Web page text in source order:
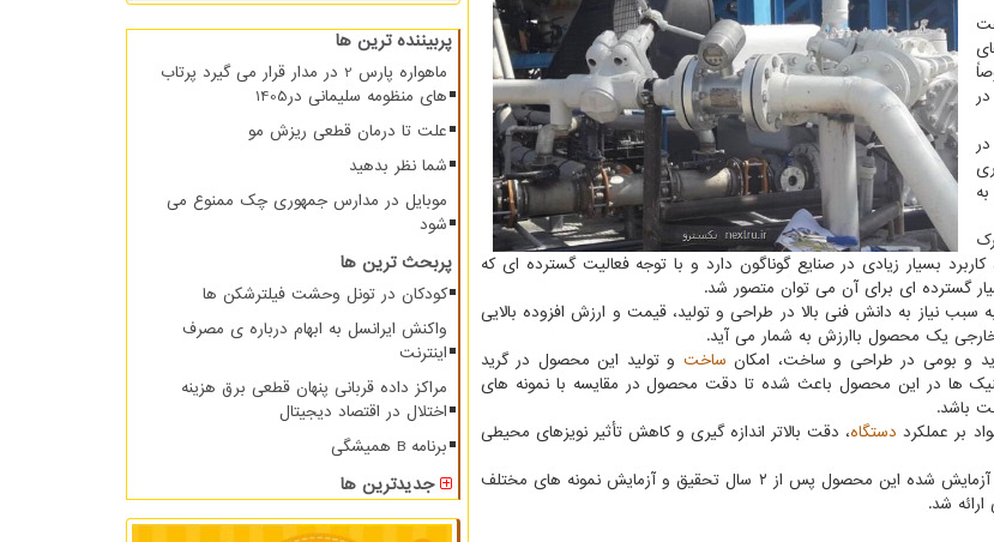
در
بسیار زیادی در صنایع گوناگون دارد و با توجه فعالیت گسترده ای که
گسترده ای برای آن می توان متصور شد.
نیاز به دانش فنی بالا در طراحی و تولید، قیمت و ارزش افزوده بالایی
خارجی یک محصول باارزش به شمار می آید.
و بومی در طراحی و ساخت، امکان ساخت و تولید این محصول در گرید
ها در این محصول باعث شده تا دقت محصول در مقایسه با نمونه های
باشد.
بر عملکرد دستگاه، دقت بالاتر اندازه گیری و کاهش تأثیر نویزهای محیطی
وی با اشاره به مشکلات تحریم و نوسانات ارزی اضافه کرد: نمونه نهایی و آزمایش شده این محصول پس از ۲ سال تحقیق و آزمایش نمونه های مختلف
پربیننده ترین ها
ماهواره پارس 2 در مدار قرار می گیرد پرتاب
های منظومه سلیمانی در1405
علت تا درمان قطعی ریزش مو
شما نظر بدهید
موبایل در مدارس جمهوری چک ممنوع می
شود
پربحث ترین ها
کودکان در تونل وحشت فیلترشکن ها
واکنش ایرانسل به ابهام درباره ی مصرف
اینترنت
مراکز داده قربانی پنهان قطعی برق هزینه
اختلال در اقتصاد دیجیتال
برنامه B همیشگی
جدیدترین ها